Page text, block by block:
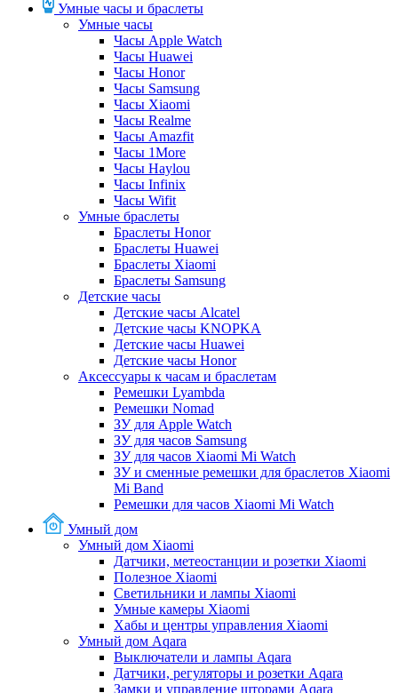
Умные часы и браслеты
Умные часы
Часы Apple Watch
Часы Huawei
Часы Honor
Часы Samsung
Часы Xiaomi
Часы Realme
Часы Amazfit
Часы 1More
Часы Haylou
Часы Infinix
Часы Wifit
Умные браслеты
Браслеты Honor
Браслеты Huawei
Браслеты Xiaomi
Браслеты Samsung
Детские часы
Детские часы Alcatel
Детские часы KNOPKA
Детские часы Huawei
Детские часы Honor
Аксессуары к часам и браслетам
Ремешки Lyambda
Ремешки Nomad
ЗУ для Apple Watch
ЗУ для часов Samsung
ЗУ для часов Xiaomi Mi Watch
ЗУ и сменные ремешки для браслетов Xiaomi
Mi Band
Ремешки для часов Xiaomi Mi Watch
Умный дом
Умный дом Xiaomi
Датчики, метеостанции и розетки Xiaomi
Полезное Xiaomi
Светильники и лампы Xiaomi
Умные камеры Xiaomi
Хабы и центры управления Xiaomi
Умный дом Aqara
Выключатели и лампы Aqara
Датчики, регуляторы и розетки Aqara
Замки и управление шторами Aqara